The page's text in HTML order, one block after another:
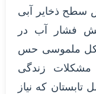
سطح ذخایر آبی
فشار آب در
ملموسی حس
مشکلات زندگی
که نیاز